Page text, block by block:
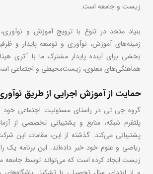
زیست و جامعه است.
بنیاد متحد در تنوع با ترویج آموزش و
زمینه‌های آموزش، نوآوری و توسعه پایدار و
بخشی برای آینده پایدار مشترک ما با “تری هیتا
هماهنگی‌های معنوی، زیست‌محیطی و اجتماعی
حمایت از آموزش اجرایی از طریق
گروه جی تی در راستای مسئولیت اجتماعی خود
پشتیبانی می‌کند. گذشته از این، مقامات این شرکت
ریاضی و علوم خود خبر داده‌اند. این برنامه یک
زیست ایجاد کرده است که می‌تواند توسط جامعه